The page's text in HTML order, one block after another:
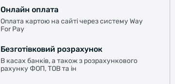
Онлайн оплата
Оплата картою на сайті через систему Way
For Pay
Безготівковий розрахунок
В касах банків, а також з розрахункового
рахунку ФОП, ТОВ та ін